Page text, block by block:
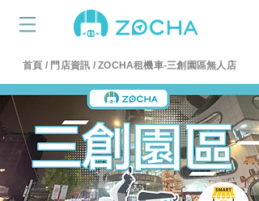
首頁 / 門店資訊 / ZOCHA租機車-三創園區無人店